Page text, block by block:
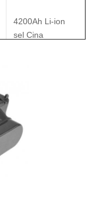
4200Ah Li-ion
sel Cina